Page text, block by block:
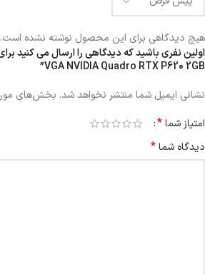
هیچ دیدگاهی برای این محصول نوشته نشده است.
اولین نفری باشید که دیدگاهی را ارسال می کنید
VGA NVIDIA Quadro RTX P620 2GB”
نشانی ایمیل شما منتشر نخواهد شد. بخش‌های
امتیاز شما*
دیدگاه شما*